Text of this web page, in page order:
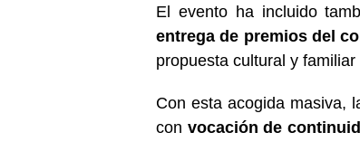
El evento ha incluido
entrega de premios del
propuesta cultural y familiar
Con esta acogida masiva,
con vocación de